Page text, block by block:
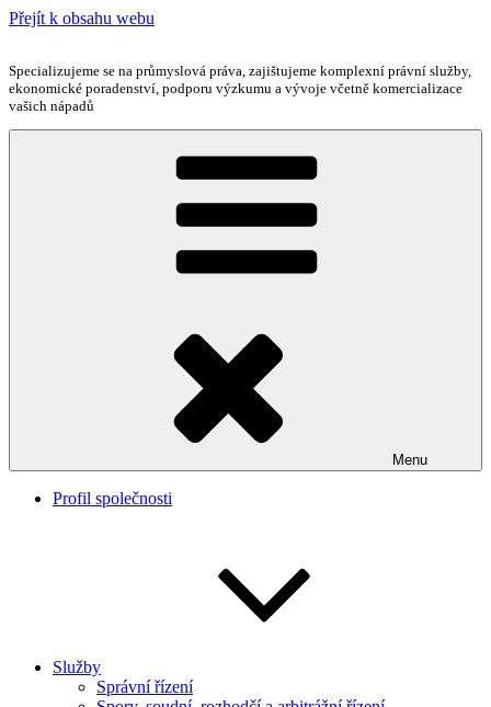
Přejít k obsahu webu
Specializujeme se na průmyslová práva, zajištujeme komplexní právní služby,
ekonomické poradenství, podporu výzkumu a vývoje včetně komercializace
vašich nápadů
Menu
Profil společnosti
Služby
Správní řízení